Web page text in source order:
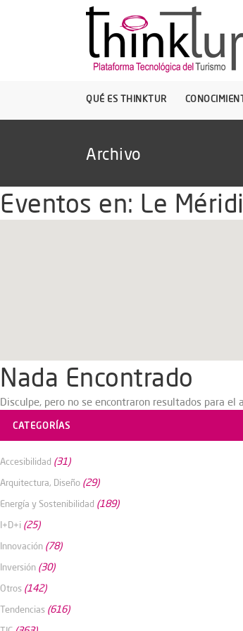
QUÉ ES THINKTUR
Archivo
Eventos en: Le
Nada Encontrado
Disculpe, pero no se encontraron resultados para el
CATEGORÍAS
Accesibilidad (31)
Arquitectura, Diseño (29)
Energía y Sostenibilidad (189)
I+D+i (25)
Innovación (78)
Inversión (30)
Otros (142)
Tendencias (616)